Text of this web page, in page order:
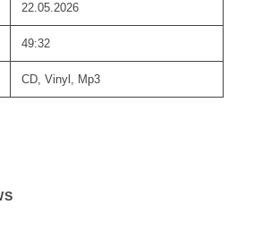
22.05.2026
49:32
CD, Vinyl, Mp3